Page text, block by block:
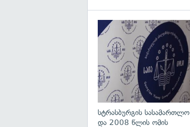
სტრასბურგის სასამართლო
და 2008 წლის ომის